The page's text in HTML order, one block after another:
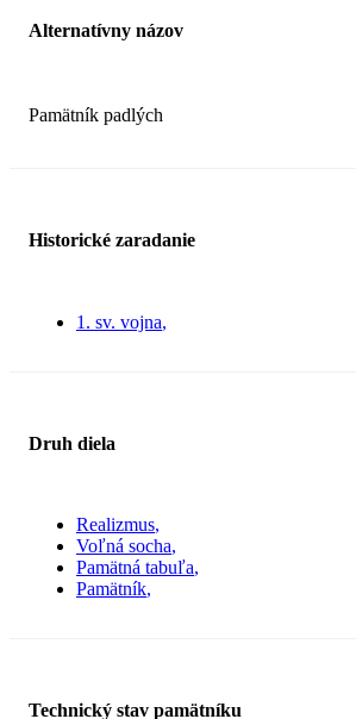
Alternatívny názov
Pamätník padlých
Historické zaradanie
1. sv. vojna
Druh diela
Realizmus
Voľná socha
Pamätná tabuľa
Pamätník
Technický stav pamätníku